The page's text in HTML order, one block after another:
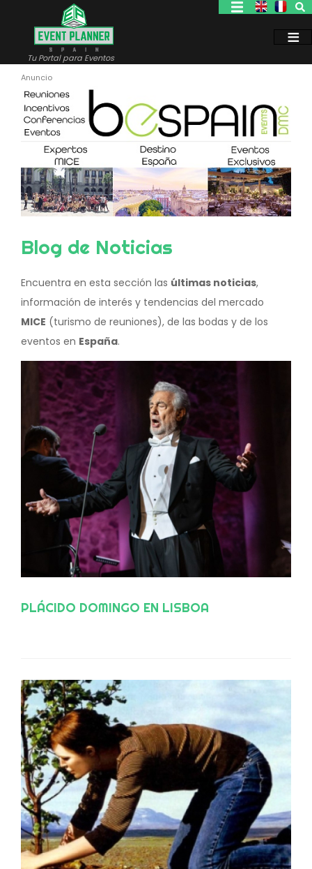
contenido
Tu Portal para Eventos
Blog de Noticias
Encuentra en esta sección las últimas noticias,
información de interés y tendencias del mercado
MICE (turismo de reuniones), de las bodas y de los
eventos en España.
PLÁCIDO DOMINGO EN LISBOA